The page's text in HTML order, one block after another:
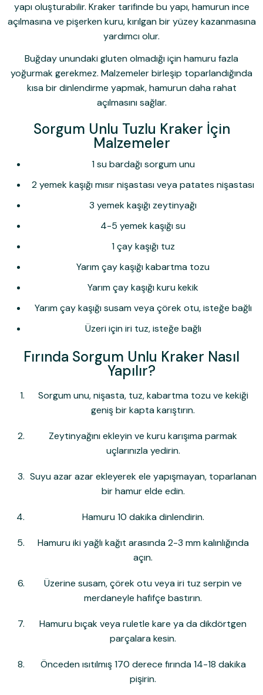
yapı oluşturabilir. Kraker tarifinde bu yapı, hamurun ince
açılmasına ve pişerken kuru, kırılgan bir yüzey kazanmasına
yardımcı olur.
Buğday unundaki gluten olmadığı için hamuru fazla
yoğurmak gerekmez. Malzemeler birleşip toparlandığında
kısa bir dinlendirme yapmak, hamurun daha rahat
açılmasını sağlar.
Sorgum Unlu Tuzlu Kraker İçin
Malzemeler
1 su bardağı sorgum unu
2 yemek kaşığı mısır nişastası veya patates nişastası
3 yemek kaşığı zeytinyağı
4-5 yemek kaşığı su
1 çay kaşığı tuz
Yarım çay kaşığı kabartma tozu
Yarım çay kaşığı kuru kekik
Yarım çay kaşığı susam veya çörek otu, isteğe bağlı
Üzeri için iri tuz, isteğe bağlı
Fırında Sorgum Unlu Kraker Nasıl
Yapılır?
Sorgum unu, nişasta, tuz, kabartma tozu ve kekiği
geniş bir kapta karıştırın.
Zeytinyağını ekleyin ve kuru karışıma parmak
uçlarınızla yedirin.
Suyu azar azar ekleyerek ele yapışmayan, toparlanan
bir hamur elde edin.
Hamuru 10 dakika dinlendirin.
Hamuru iki yağlı kağıt arasında 2-3 mm kalınlığında
açın.
Üzerine susam, çörek otu veya iri tuz serpin ve
merdaneyle hafifçe bastırın.
Hamuru bıçak veya ruletle kare ya da dikdörtgen
parçalara kesin.
Önceden ısıtılmış 170 derece fırında 14-18 dakika
pişirin.